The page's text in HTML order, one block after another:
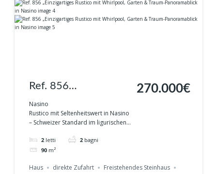
Ref. 856
„Einzigartiges Rustico
mit Whirlpool, Garten
& Traum-
Panoramablick in
Nasino
Nasino
Rustico mit Seltenheitswert in Nasino
– Schweizer Standard im ligurischen...
2 letti 2 bagni
90 m²
270.000€
Haus direkte Zufahrt
Freistehendes Steinhaus